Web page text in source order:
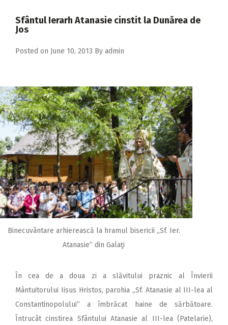
2017
2013
2012
2011
2010
2009
Sfântul Ierarh Atanasie cinstit la Dunărea de
Jos
Posted on June 10, 2013 By admin
Binecuvântare arhierească la hramul bisericii ,,Sf. Ier.
Atanasie” din Galaţi
În cea de a doua zi a slăvitului praznic al Învierii
Mântuitorului Iisus Hristos, parohia „Sf. Atanasie al III-lea al
Constantinopolului“ a îmbrăcat haine de sărbătoare.
Întrucât cinstirea Sfântului Atanasie al III-lea (Patelarie),